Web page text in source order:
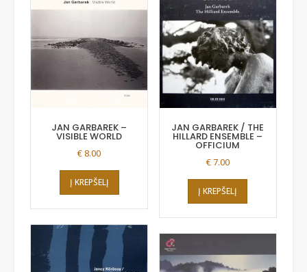
JAN GARBAREK –
VISIBLE WORLD
€ 8.00
Į KREPŠELĮ
JAN GARBAREK / THE
HILLARD ENSEMBLE –
OFFICIUM
€7.00
Į KREPŠELĮ